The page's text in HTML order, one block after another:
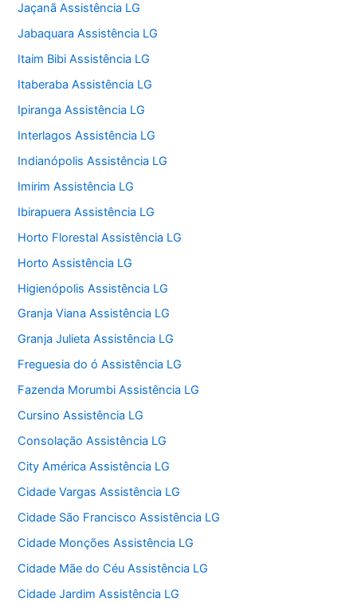
Jaçanã Assistência LG
Jabaquara Assistência LG
Itaim Bibi Assistência LG
Itaberaba Assistência LG
Ipiranga Assistência LG
Interlagos Assistência LG
Indianópolis Assistência LG
Imirim Assistência LG
Ibirapuera Assistência LG
Horto Florestal Assistência LG
Horto Assistência LG
Higienópolis Assistência LG
Granja Viana Assistência LG
Granja Julieta Assistência LG
Freguesia do ó Assistência LG
Fazenda Morumbi Assistência LG
Cursino Assistência LG
Consolação Assistência LG
City América Assistência LG
Cidade Vargas Assistência LG
Cidade São Francisco Assistência LG
Cidade Monções Assistência LG
Cidade Mãe do Céu Assistência LG
Cidade Jardim Assistência LG